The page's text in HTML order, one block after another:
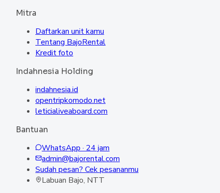
Mitra
Daftarkan unit kamu
Tentang BajoRental
Kredit foto
Indahnesia Holding
indahnesia.id
opentripkomodo.net
leticialiveaboard.com
Bantuan
WhatsApp · 24 jam
admin@bajorental.com
Sudah pesan? Cek pesananmu
Labuan Bajo, NTT